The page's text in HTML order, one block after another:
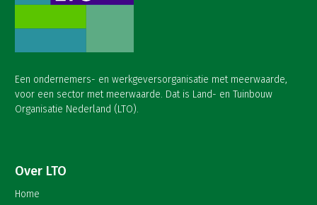
Een ondernemers- en werkgeversorganisatie met meerwaarde,
voor een sector met meerwaarde. Dat is Land- en Tuinbouw
Organisatie Nederland (LTO).
Over LTO
Home